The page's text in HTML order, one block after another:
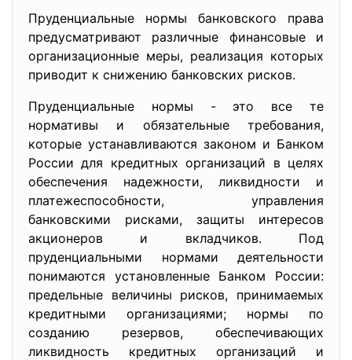
Пруденциальные нормы банковского права
предусматривают различные финансовые и
организационные меры, реализация которых
приводит к снижению банковских рисков.
Пруденциальные нормы - это все те
нормативы и обязательные требования,
которые устанавливаются законом и Банком
России для кредитных организаций в целях
обеспечения надежности, ликвидности и
платежеспособности, управления
банковскими рисками, защиты интересов
акционеров и вкладчиков. Под
пруденциальными нормами деятельности
понимаются установленные Банком России:
предельные величины рисков, принимаемых
кредитными организациями; нормы по
созданию резервов, обеспечивающих
ликвидность кредитных организаций и